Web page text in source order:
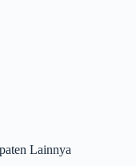
Lainnya